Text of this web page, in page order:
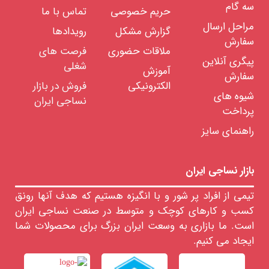
کلاه
/
شال
دستمال
گردن
/
سنجاق
سر
و
/
گیره
سر
پوشاک
ست
زنانه
پوشاک
بارداری
مردانه
سه گام
مراحل ارسال
سفارش
پیگری آنلاین
سفارش
شیوه های
پرداخت
راهنمای سایز
حریم خصوصی
گزارش مشکل
ملاقات حضوری
آموزش
الکترونیکی
تماس با ما
رویدادها
فرصت های
شغلی
فروش در بازار
نساجی ایران
بازار نساجی ایران
تیمی از افراد پر شور و با انگیزه هستیم که هدف آنها رونق
کسب و کارهای کوچک و متوسط در صنعت نساجی ایران
است. ما بازاری به وسعت ایران بزرگ برای محصولات شما
ایجاد می کنیم.